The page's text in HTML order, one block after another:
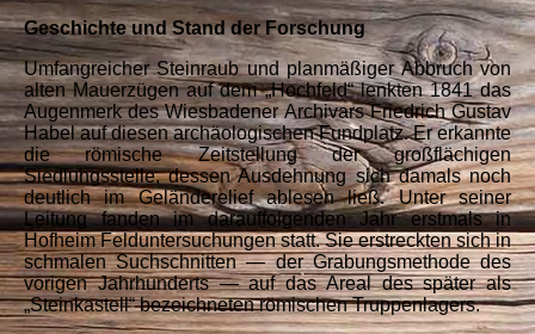
Geschichte und Stand der Forschung
Umfangreicher Steinraub und planmäßiger Abbruch von
alten Mauerzügen auf dem „Hochfeld“ lenkten 1841 das
Augenmerk des Wiesbadener Archivars Friedrich Gustav
Habel auf diesen archäologischen Fundplatz. Er erkannte
die römische Zeitstellung der großflächigen
Siedlungsstelle, dessen Ausdehnung sich damals noch
deutlich im Geländerelief ablesen ließ. Unter seiner
Leitung fanden im darauffolgenden Jahr erstmals in
Hofheim Felduntersuchungen statt. Sie erstreckten sich in
schmalen Suchschnitten — der Grabungsmethode des
vorigen Jahrhunderts — auf das Areal des später als
„Steinkastell“ bezeichneten römischen Truppenlagers.